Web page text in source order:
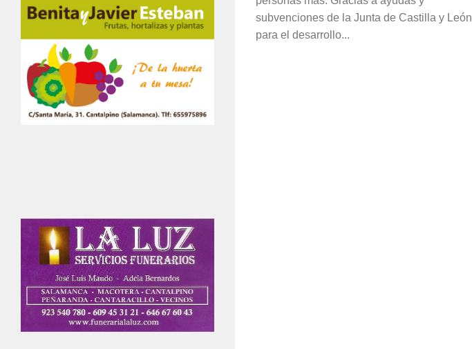
subvenciones de la Junta de Castilla y León
para el desarrollo...